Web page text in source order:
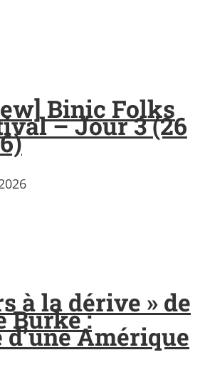
Binic Folks
– Jour 3 (26
à la dérive » de
Burke :
Amérique